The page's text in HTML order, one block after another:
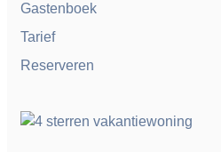
Gastenboek
Tarief
Reserveren